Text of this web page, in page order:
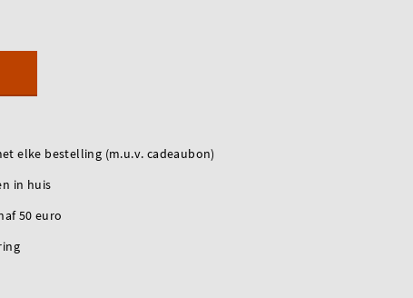
elke bestelling (m.u.v. cadeaubon)
in huis
50 euro